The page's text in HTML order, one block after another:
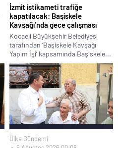
İzmit istikameti trafiğe
kapatılacak: Başiskele
Kavşağı’nda gece çalışması
Kocaeli Büyükşehir Belediyesi
tarafından ‘Başiskele Kavşağı
Yapım İşi’ kapsamında Başiskele...
Ülke Gündemi